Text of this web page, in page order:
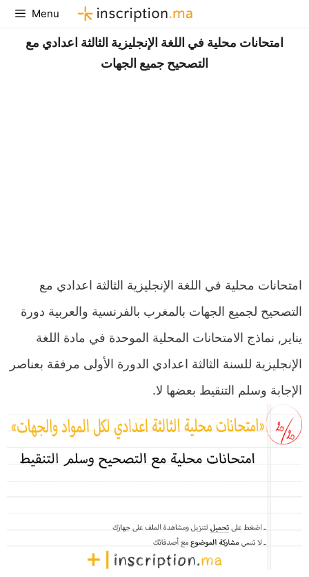
Aller
au
contenu
Menu
امتحانات محلية في اللغة الإنجليزية الثالثة اعدادي مع
التصحيح جميع الجهات
امتحانات محلية في اللغة الإنجليزية الثالثة اعدادي مع
التصحيح لجميع الجهات بالمغرب بالفرنسية والعربية دورة
يناير, نماذج الامتحانات المحلية الموحدة في مادة اللغة
الإنجليزية للسنة الثالثة اعدادي الدورة الأولى مرفقة بعناصر
الإجابة وسلم التنقيط بعضها لا.